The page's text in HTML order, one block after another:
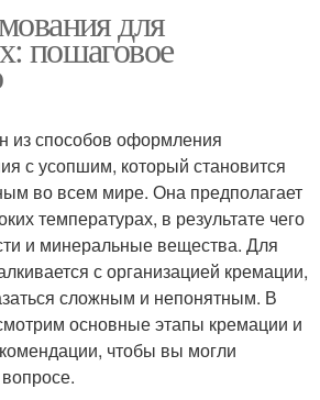
для
пошаговое
из способов оформления
с усопшим, который становится
во всем мире. Она предполагает
температурах, в результате чего
и минеральные вещества. Для
с организацией кремации,
сложным и непонятным. В
основные этапы кремации и
чтобы вы могли